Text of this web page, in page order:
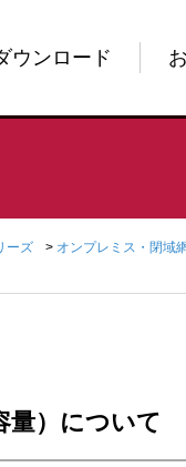
ウンロード
ーズ > オンプレミス・閉域
量）について